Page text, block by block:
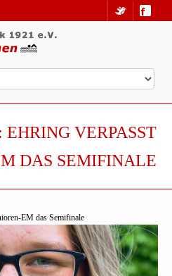
VERPASST
DAS SEMIFINALE
EM das Semifinale